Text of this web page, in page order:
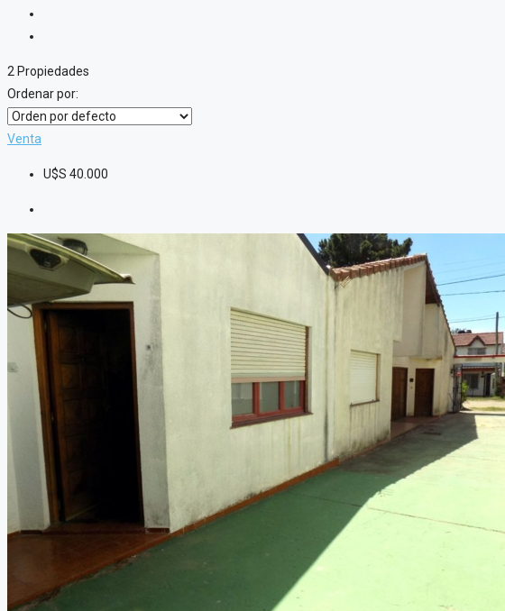
2 Propiedades
Ordenar por:
Venta
U$S 40.000